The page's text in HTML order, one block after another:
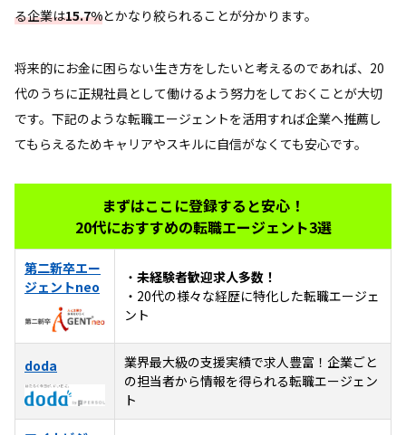
る企業は15.7%とかなり絞られることが分かります。
将来的にお金に困らない生き方をしたいと考えるのであれば、20
代のうちに正規社員として働けるよう努力をしておくことが大切
です。下記のような転職エージェントを活用すれば企業へ推薦し
てもらえるためキャリアやスキルに自信がなくても安心です。
まずはここに登録すると安心！
20代におすすめの転職エージェント3選
第二新卒エー
ジェントneo
・ 未経験者歓迎求人多数！
・20代の様々な経歴に特化した転職エージェ
ント
doda
業界最大級の支援実績で求人豊富！企業ごと
の担当者から情報を得られる転職エージェン
ト